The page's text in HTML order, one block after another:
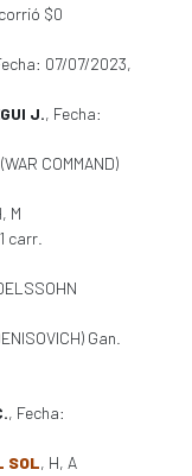
$0
07/07/2023,
J., Fecha:
COMMAND)
M
carr.
Gan.
, Fecha:
SOL, H, A